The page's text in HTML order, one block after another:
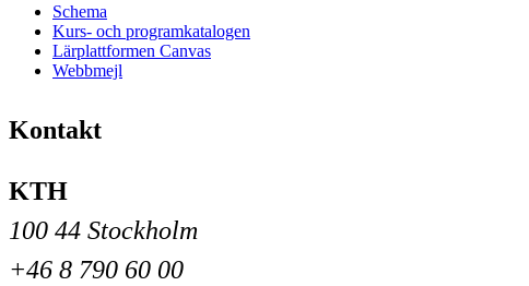
Schema
Kurs- och programkatalogen
Lärplattformen Canvas
Webbmejl
Kontakt
KTH
100 44 Stockholm
+46 8 790 60 00